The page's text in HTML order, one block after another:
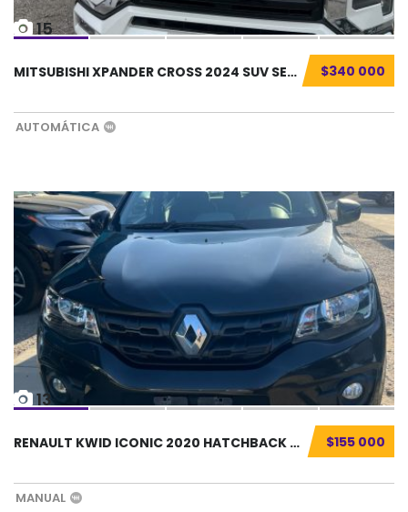
15
$340 000
MITSUBISHI XPANDER CROSS 2024 SUV SEMINUEVO....
AUTOMÁTICA
13
$155 000
RENAULT KWID ICONIC 2020 HATCHBACK SEMINUEVO...
MANUAL